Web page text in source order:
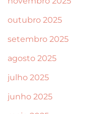
outubro 2025
setembro 2025
agosto 2025
julho 2025
junho 2025